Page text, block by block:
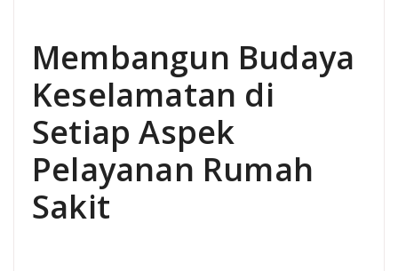
Membangun Budaya
Keselamatan di
Setiap Aspek
Pelayanan Rumah
Sakit